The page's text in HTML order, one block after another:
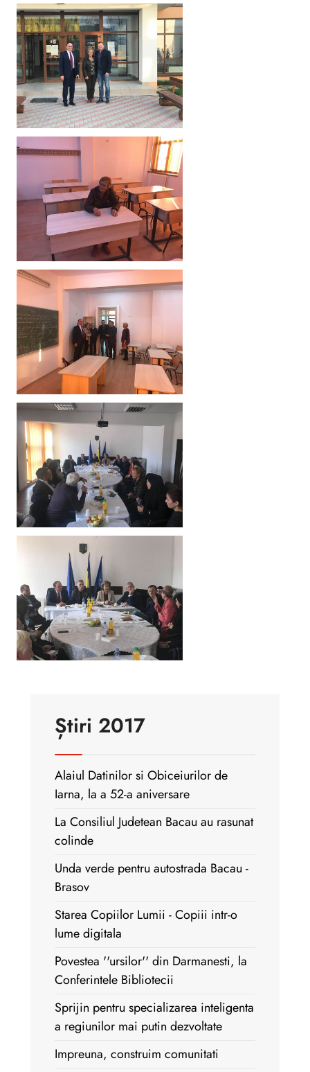
Știri 2017
Alaiul Datinilor si Obiceiurilor de
Iarna, la a 52-a aniversare
La Consiliul Judetean Bacau au rasunat
colinde
Unda verde pentru autostrada Bacau -
Brasov
Starea Copiilor Lumii - Copiii intr-o
lume digitala
Povestea ''ursilor'' din Darmanesti, la
Conferintele Bibliotecii
Sprijin pentru specializarea inteligenta
a regiunilor mai putin dezvoltate
Impreuna, construim comunitati